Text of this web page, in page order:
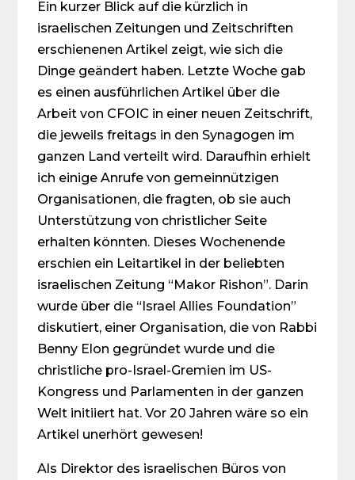
Ein kurzer Blick auf die kürzlich in
israelischen Zeitungen und Zeitschriften
erschienenen Artikel zeigt, wie sich die
Dinge geändert haben. Letzte Woche gab
es einen ausführlichen Artikel über die
Arbeit von CFOIC in einer neuen Zeitschrift,
die jeweils freitags in den Synagogen im
ganzen Land verteilt wird. Daraufhin erhielt
ich einige Anrufe von gemeinnützigen
Organisationen, die fragten, ob sie auch
Unterstützung von christlicher Seite
erhalten könnten. Dieses Wochenende
erschien ein Leitartikel in der beliebten
israelischen Zeitung “Makor Rishon”. Darin
wurde über die “Israel Allies Foundation”
diskutiert, einer Organisation, die von Rabbi
Benny Elon gegründet wurde und die
christliche pro-Israel-Gremien im US-
Kongress und Parlamenten in der ganzen
Welt initiiert hat. Vor 20 Jahren wäre so ein
Artikel unerhört gewesen!
Als Direktor des israelischen Büros von